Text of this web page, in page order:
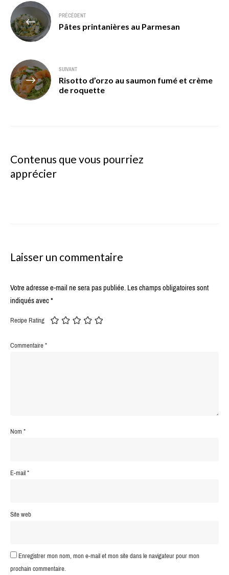
Navigation
de
l’article
PRÉCÉDENT
Pâtes printanières au Parmesan
SUIVANT
Risotto d’orzo au saumon fumé et crème
de roquette
Contenus que vous pourriez
apprécier
Laisser un commentaire
Votre adresse e-mail ne sera pas publiée.Les champs obligatoires sont
indiqués avec*
Recipe Rating
Commentaire*
Nom*
E-mail*
Site web
Enregistrer mon nom, mon e-mail et mon site dans le navigateur pour mon
prochain commentaire.